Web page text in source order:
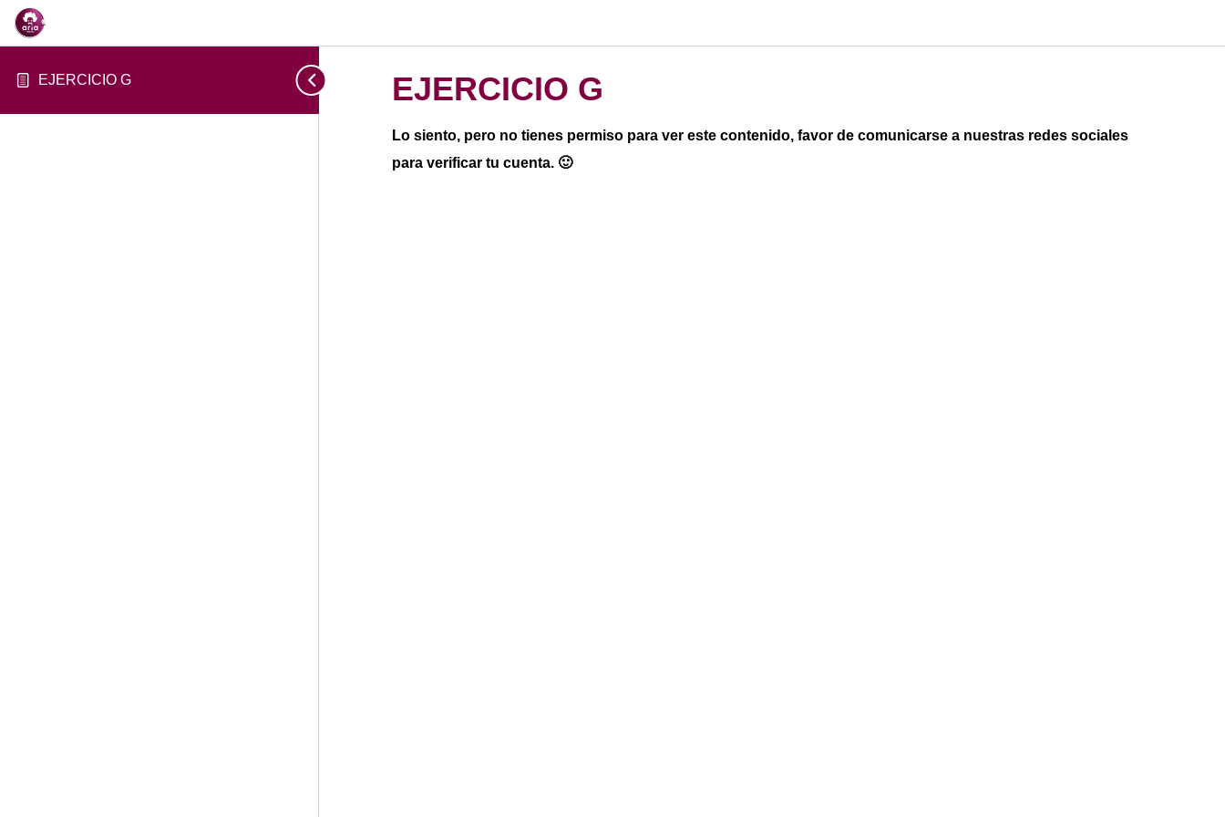
EJERCICIO G EJERCICIO G
Lo siento, pero no tienes permiso para ver este contenido, favor de comunicarse a nuestras redes sociales
para verificar tu cuenta. 🙂